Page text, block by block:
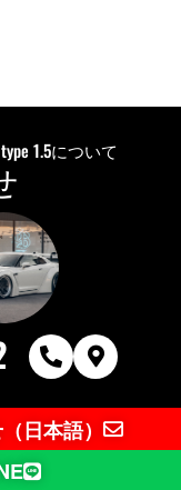
type 1.5について
日本語）